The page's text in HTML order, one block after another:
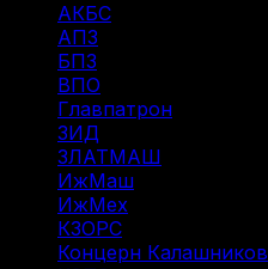
АКБС
АПЗ
БПЗ
ВПО
Главпатрон
ЗИД
ЗЛАТМАШ
ИжМаш
ИжМех
КЗОРС
Концерн Калашников